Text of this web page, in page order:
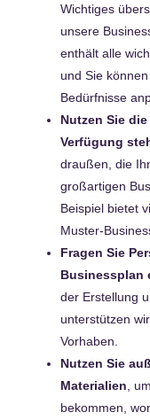
Wichtiges
unsere
enthält alle
und Sie
Bedürfnisse
Nutzen Sie
Verfügung
draußen, die
großartigen
Beispiel bietet
Muster-
Fragen Sie
Businessplan
der Erstellung
unterstützen
Vorhaben.
Nutzen Sie
Materialien ,
bekommen,